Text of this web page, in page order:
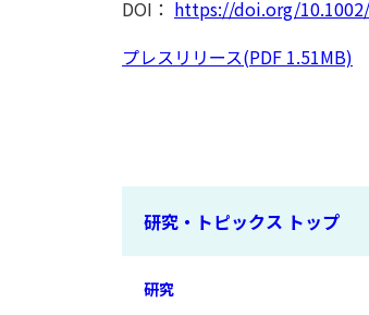
DOI： https://doi.org/
プレスリリース(PDF 1.51MB)
研究・トピックス トップ
研究